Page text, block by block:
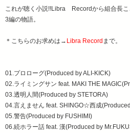
これが聴く小説!!Libra Recordから組合長こ
3編の物語。
＊こちらのお求めは→ Libra Record まで。
01.プロローグ(Produced by ALI-KICK)
02.ライミングサン feat. MAKI THE
03.透明人間(Produced by STETORA)
04.言えません feat. SHINGO☆西成
05.警告(Produced by FUSHIMI)
06.続ホラー話 feat. 漢(Produced by